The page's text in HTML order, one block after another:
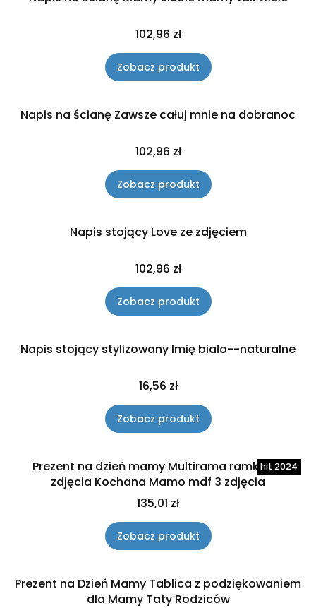
Cena
102,96 zł
Zobacz produkt
Napis na ścianę Zawsze całuj mnie na dobranoc
Cena
102,96 zł
Zobacz produkt
Napis stojący Love ze zdjęciem
Cena
102,96 zł
Zobacz produkt
Napis stojący stylizowany Imię biało--naturalne
Cena
16,56 zł
Zobacz produkt
Prezent na dzień mamy Multirama ramka na
zdjęcia Kochana Mamo mdf 3 zdjęcia
Cena
135,01 zł
Zobacz produkt
Prezent na Dzień Mamy Tablica z podziękowaniem
dla Mamy Taty Rodziców